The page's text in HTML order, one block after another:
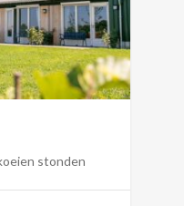
stonden